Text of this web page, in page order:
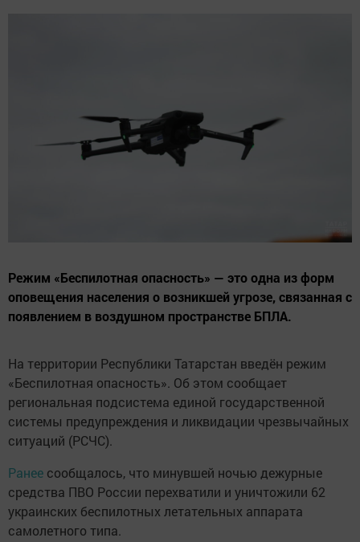
Режим «Беспилотная опасность» — это одна из форм
оповещения населения о возникшей угрозе, связанная с
появлением в воздушном пространстве БПЛА.
На территории Республики Татарстан введён режим
«Беспилотная опасность». Об этом сообщает
региональная подсистема единой государственной
системы предупреждения и ликвидации чрезвычайных
ситуаций (РСЧС).
Ранее сообщалось, что минувшей ночью дежурные
средства ПВО России перехватили и уничтожили 62
украинских беспилотных летательных аппарата
самолетного типа.